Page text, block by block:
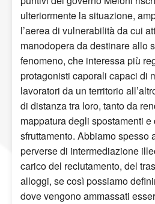
ulteriormente la situazione,
l’aerea di vulnerabilità da cui
manodopera da destinare allo
fenomeno, che interessa più
protagonisti caporali capaci di
lavoratori da un territorio
di distanza tra loro, tanto da
mappatura degli spostamenti
sfruttamento. Abbiamo spesso
perverse di intermediazione
carico del reclutamento, del
alloggi, se così possiamo
dove vengono ammassati